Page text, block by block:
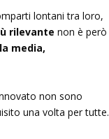
lontani tra loro,
rilevante non è però
media,
non sono
una volta per tutte.